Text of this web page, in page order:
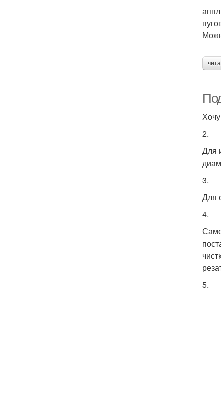
2.
Для
3.
Для
4.
5.